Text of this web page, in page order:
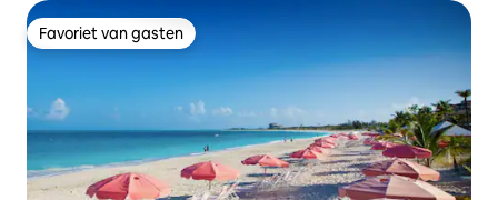
Favoriet van gasten
Favoriet van gasten